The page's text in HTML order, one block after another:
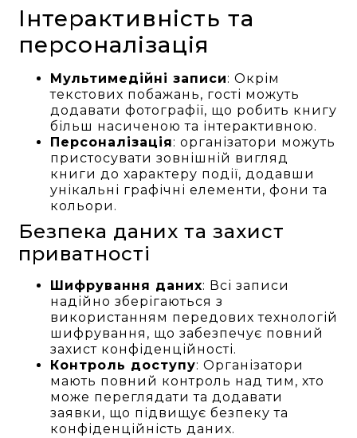
Інтерактивність та
персоналізація
Мультимедійні записи: Окрім
текстових побажань, гості можуть
додавати фотографії, що робить книгу
більш насиченою та інтерактивною.
Персоналізація: організатори можуть
пристосувати зовнішній вигляд
книги до характеру події, додавши
унікальні графічні елементи, фони та
кольори.
Безпека даних та захист
приватності
Шифрування даних: Всі записи
надійно зберігаються з
використанням передових технологій
шифрування, що забезпечує повний
захист конфіденційності.
Контроль доступу: Організатори
мають повний контроль над тим, хто
може переглядати та додавати
заявки, що підвищує безпеку та
конфіденційність даних.